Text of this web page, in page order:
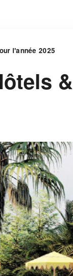
l'année 2025